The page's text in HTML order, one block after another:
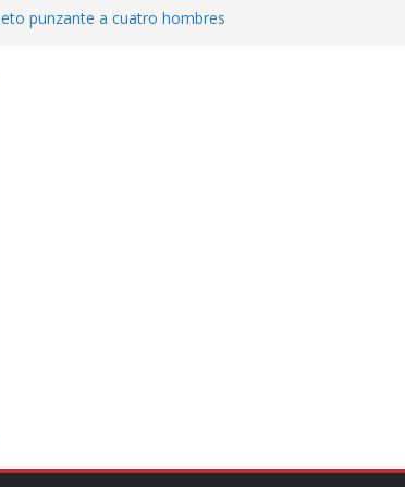
punzante a cuatro hombres
Ciudadano